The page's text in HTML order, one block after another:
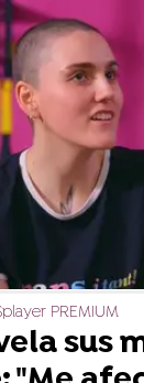
PREMIUM
sus